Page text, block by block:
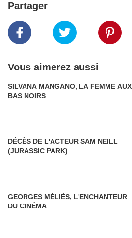
Partager
Vous aimerez aussi
SILVANA MANGANO, LA FEMME AUX
BAS NOIRS
DÉCÈS DE L'ACTEUR SAM NEILL
(JURASSIC PARK)
GEORGES MÉLIÈS, L'ENCHANTEUR
DU CINÉMA